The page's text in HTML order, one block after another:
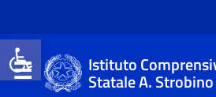
Open toolbar
Istituto
Statale A. Strobino